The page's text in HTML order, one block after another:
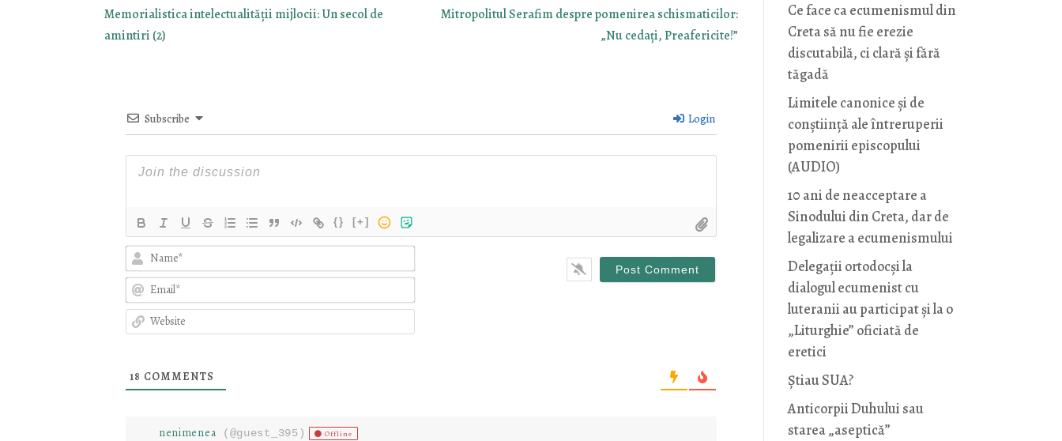
Memorialistica intelectualităţii mijlocii: Un secol de
amintiri (2)
Mitropolitul Serafim despre pomenirea schismaticilor:
„Nu cedați, Preafericite!”
Subscribe Login
{} [+]
18 COMMENTS
nenimenea (@guest_395) Offline
Ce face ca ecumenismul din
Creta să nu fie erezie
discutabilă, ci clară și fără
tăgadă
Limitele canonice și de
conștiință ale întreruperii
pomenirii episcopului
(AUDIO)
10 ani de neacceptare a
Sinodului din Creta, dar de
legalizare a ecumenismului
Delegații ortodocși la
dialogul ecumenist cu
luteranii au participat și la o
„Liturghie” oficiată de
eretici
Știau SUA?
Anticorpii Duhului sau
starea „aseptică”